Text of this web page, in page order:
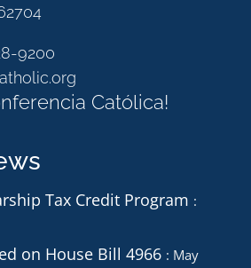
9200
Católica!
Tax Credit Program
on House Bill 4966
May